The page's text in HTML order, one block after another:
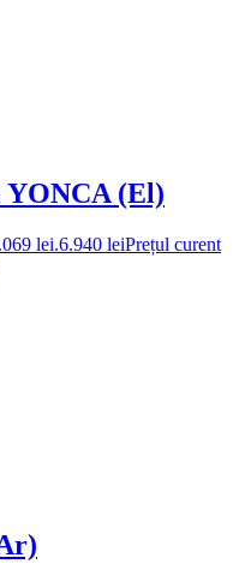
YONCA (El)
lei.6.940 leiPrețul curent